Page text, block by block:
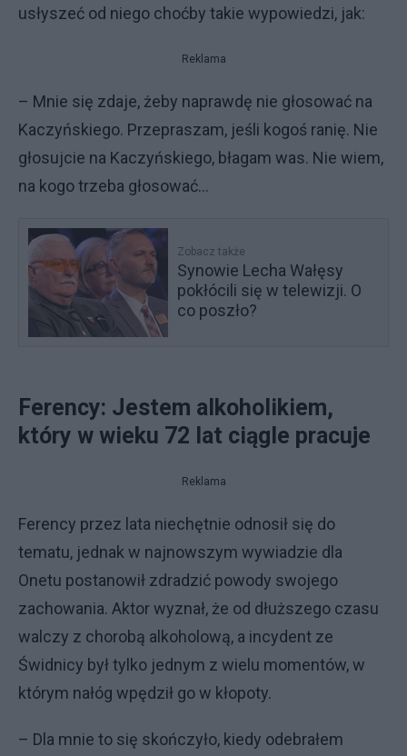
usłyszeć od niego choćby takie wypowiedzi, jak:
Reklama
– Mnie się zdaje, żeby naprawdę nie głosować na
Kaczyńskiego. Przepraszam, jeśli kogoś ranię. Nie
głosujcie na Kaczyńskiego, błagam was. Nie wiem,
na kogo trzeba głosować...
Zobacz także
Synowie Lecha Wałęsy
pokłócili się w telewizji. O
co poszło?
Ferency: Jestem alkoholikiem,
który w wieku 72 lat ciągle pracuje
Reklama
Ferency przez lata niechętnie odnosił się do
tematu, jednak w najnowszym wywiadzie dla
Onetu postanowił zdradzić powody swojego
zachowania. Aktor wyznał, że od dłuższego czasu
walczy z chorobą alkoholową, a incydent ze
Świdnicy był tylko jednym z wielu momentów, w
którym nałóg wpędził go w kłopoty.
– Dla mnie to się skończyło, kiedy odebrałem